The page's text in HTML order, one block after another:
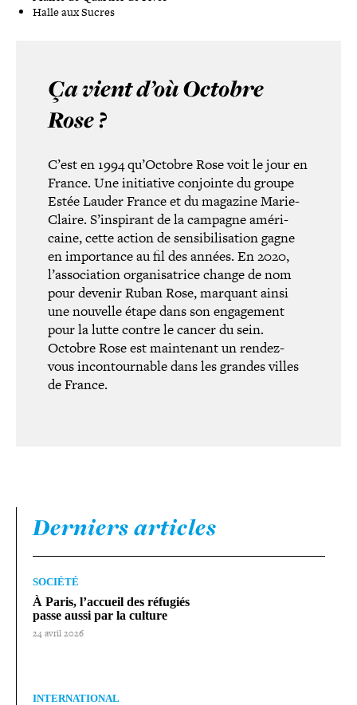
Halle aux Sucres
Ça vient d’où Octobre
Rose ?
C’est en 1994 qu’Octobre Rose voit le jour en
France. Une ini­tia­tive conjointe du groupe
Estée Lauder France et du magazine Marie-​
Claire. S’inspirant de la campagne amé­ri­
caine, cette action de sen­si­bi­li­sa­tion gagne
en impor­tance au fil des années. En 2020,
l’as­so­cia­tion orga­ni­sa­trice change de nom
pour devenir Ruban Rose, marquant ainsi
une nouvelle étape dans son enga­ge­ment
pour la lutte contre le cancer du sein.
Octobre Rose est main­te­nant un rendez-​
vous incon­tour­nable dans les grandes villes
de France.
Derniers articles
SOCIÉTÉ
À Paris, l’accueil des réfugiés
passe aussi par la culture
24 avril 2026
INTERNATIONAL